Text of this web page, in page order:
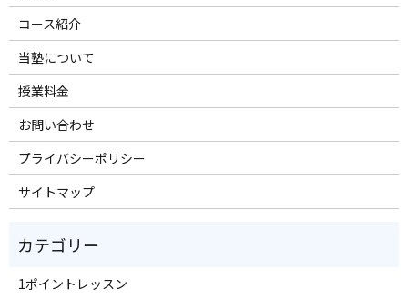
コース紹介
当塾について
授業料金
お問い合わせ
プライバシーポリシー
サイトマップ
1ポイントレッスン